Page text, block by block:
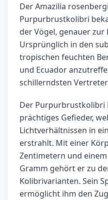
Der Amazilia
Purpurbrustkolibri
der Vögel, genauer zur
Ursprünglich in den
tropischen feuchten
und Ecuador
schillerndsten
Der Purpurbrustkolibri
prächtiges Gefieder,
Lichtverhältnissen in
erstrahlt. Mit einer
Zentimetern und
Gramm gehört er zu
Kolibrivarianten. Sein
ermöglicht ihm den